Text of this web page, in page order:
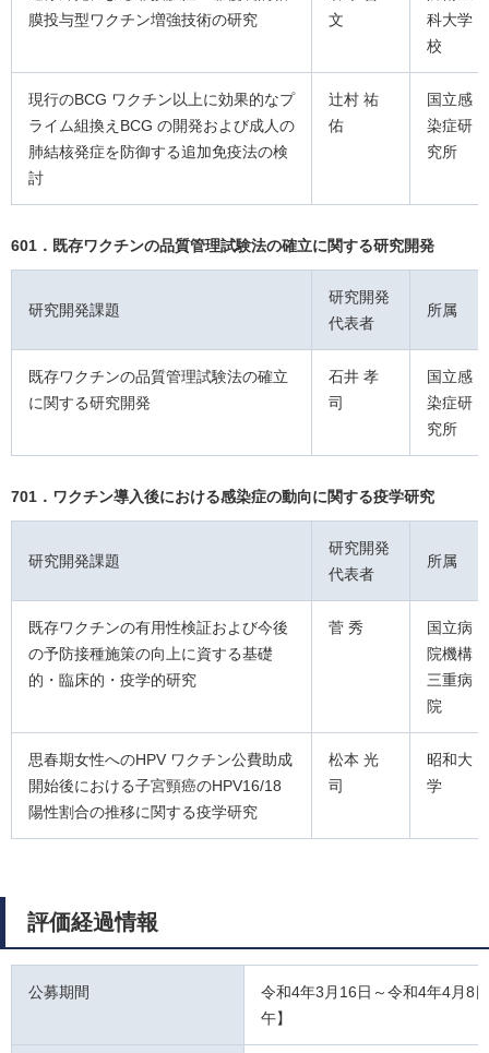
膜投与型ワクチン増強技術の研究
文
科大学
校
現行のBCG ワクチン以上に効果的なプ
ライム組換えBCG の開発および成人の
肺結核発症を防御する追加免疫法の検
討
辻村 祐
佑
国立感
染症研
究所
601．既存ワクチンの品質管理試験法の確立に関する研究開発
研究開発課題
研究開発
代表者
所属
既存ワクチンの品質管理試験法の確立
に関する研究開発
石井 孝
司
国立感
染症研
究所
701．ワクチン導入後における感染症の動向に関する疫学研究
研究開発課題
研究開発
代表者
所属
既存ワクチンの有用性検証および今後
の予防接種施策の向上に資する基礎
的・臨床的・疫学的研究
菅 秀
国立病
院機構
三重病
院
思春期女性へのHPV ワクチン公費助成
開始後における子宮頸癌のHPV16/18
陽性割合の推移に関する疫学研究
松本 光
司
昭和大
学
評価経過情報
公募期間
令和4年3月16日～令和4年4月8
午】